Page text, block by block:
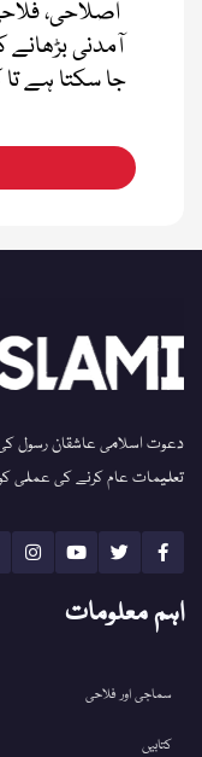
اصلاحی،
آمدنی بڑھانے
جا سکتا ہے تا
دعوت اسلامی عاشقان رسول
تعلیمات عام کرنے کی عملی
اہم معلومات
سماجی اور فلاحی
کتابیں